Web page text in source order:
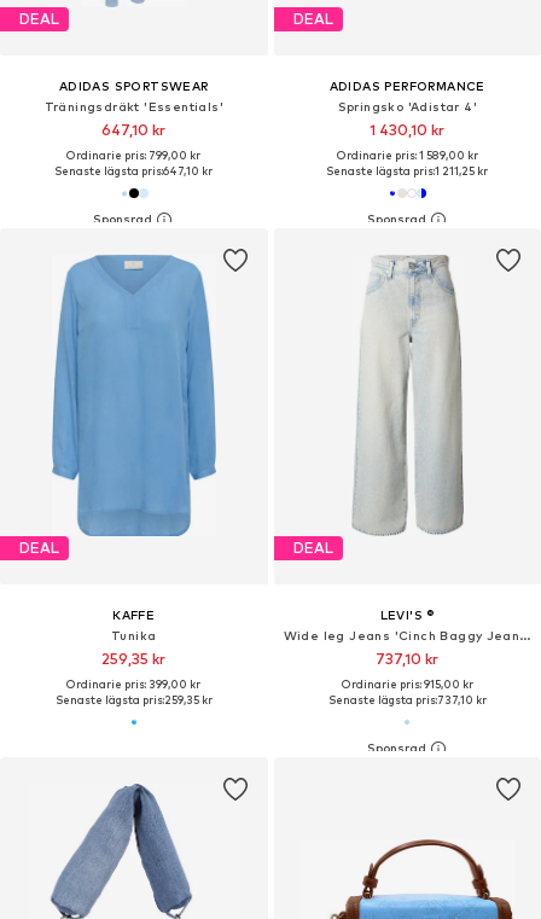
DEAL
ADIDAS SPORTSWEAR
Träningsdräkt 'Essentials'
647,10 kr
Ordinarie pris: 799,00 kr
Senaste lägsta pris:647,10 kr
DEAL
ADIDAS PERFORMANCE
Springsko 'Adistar 4'
1 430,10 kr
Ordinarie pris: 1 589,00 kr
Senaste lägsta pris:1 211,25 kr
DEAL
KAFFE
Tunika
259,35 kr
Ordinarie pris: 399,00 kr
Senaste lägsta pris:259,35 kr
DEAL
LEVI'S ®
Wide leg Jeans 'Cinch Baggy Jeans'
737,10 kr
Ordinarie pris: 915,00 kr
Senaste lägsta pris:737,10 kr